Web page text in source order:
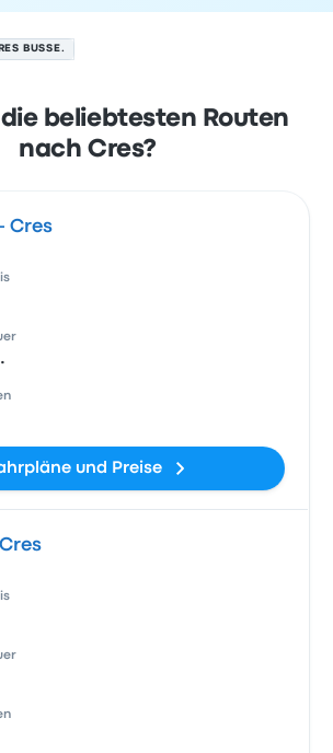
BUSSE.
beliebtesten Routen
nach Cres?
Cres
und Preise